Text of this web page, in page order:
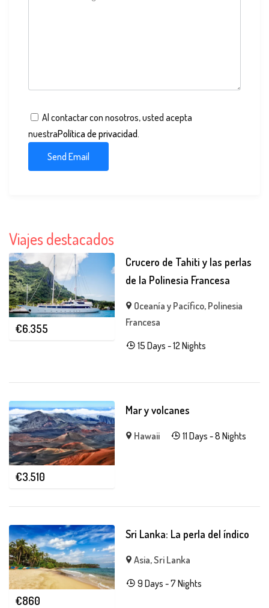
Al contactar con nosotros, usted acepta
nuestraPolítica de privacidad.
Viajes destacados
€6.355
Crucero de Tahiti y las perlas
de la Polinesia Francesa
Oceanía y Pacífico, Polinesia
Francesa
15 Days - 12 Nights
€3.510
Mar y volcanes
Hawaii 11 Days - 8 Nights
€860
Sri Lanka: La perla del índico
Asia,Sri Lanka
9 Days - 7 Nights